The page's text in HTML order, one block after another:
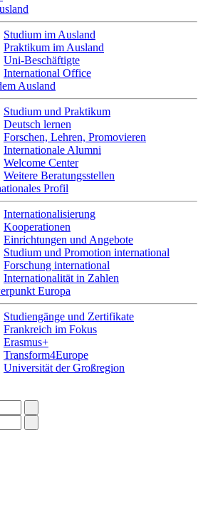
Studium im Ausland
Praktikum im Ausland
Uni-Beschäftigte
International Office
Ausland
Studium und Praktikum
Deutsch lernen
Forschen, Lehren, Promovieren
Internationale Alumni
Welcome Center
Weitere Beratungsstellen
Profil
Internationalisierung
Kooperationen
Einrichtungen und Angebote
Studium und Promotion international
Forschung international
Internationalität in Zahlen
Europa
Studiengänge und Zertifikate
Frankreich im Fokus
Erasmus+
Transform4Europe
Universität der Großregion